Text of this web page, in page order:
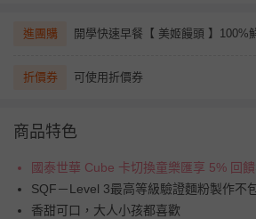
進團購 開學快速早餐【 美姬饅頭 】100%
折價券 可使用折價券
商品特色
國泰世華 Cube 卡切換童樂匯享 5% 回
SQF－Level 3最高等級驗證麵粉製作不
香甜可口，大人小孩都喜歡